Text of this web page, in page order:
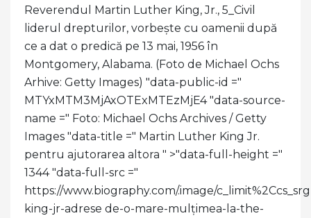
Reverendul Martin Luther King, Jr., 5_Civil
liderul drepturilor, vorbește cu oamenii după
ce a dat o predică pe 13 mai, 1956 în
Montgomery, Alabama. (Foto de Michael Ochs
Arhive: Getty Images) "data-public-id ="
MTYxMTM3MjAxOTExMTEzMjE4 "data-source-
name =" Foto: Michael Ochs Archives / Getty
Images "data-title =" Martin Luther King Jr.
pentru ajutorarea altora " >"data-full-height ="
1344 "data-full-src ="
https://www.biography.com/.image/
king-jr-adrese de-o-mare-mulțimea-la-the-